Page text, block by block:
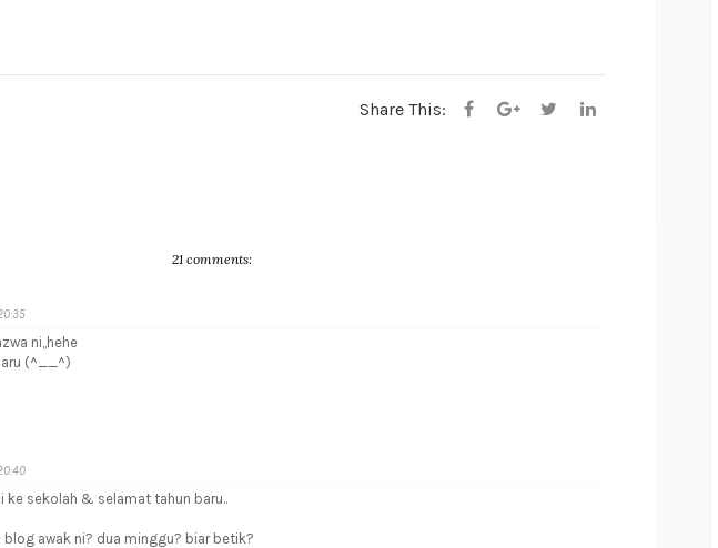
Share This:
21 comments:
ni,,hehe
(^__^)
ke sekolah & selamat tahun baru..
blog awak ni? dua minggu? biar betik?